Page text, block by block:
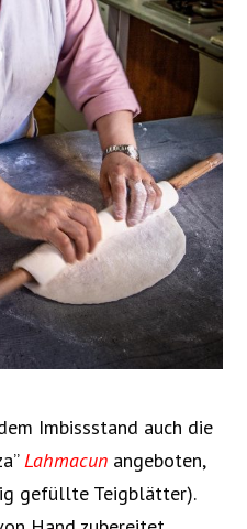
Imbissstand auch die
Lahmacun angeboten,
gefüllte Teigblätter).